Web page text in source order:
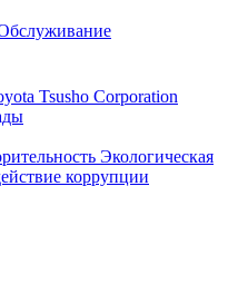
Tsusho Corporation
Экологическая
коррупции